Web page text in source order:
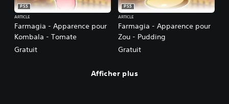
Farmagia - Apparence pour
Kombala - Tomate
PS5
ARTICLE
Gratuit
Farmagia - Apparence pour
Zou - Pudding
PS5
ARTICLE
Gratuit
Afficher plus